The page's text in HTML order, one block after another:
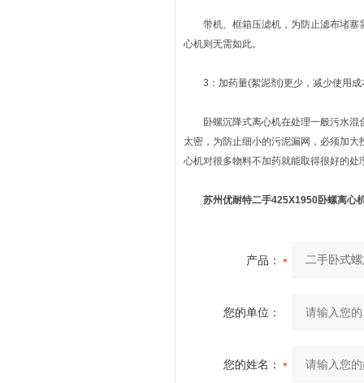
带机、框箱压滤机，为防止滤布堵塞
心机则无需如此。
3：加药量(絮泥剂)更少，减少使用成
卧螺沉降式离心机在处理一般污水混
太密，为防止细小的污泥漏网，必须加
心机对很多物料不加药就能取得很好的
苏州优耐特二手425X1950卧螺离心
产品：
您的单位：
您的姓名：